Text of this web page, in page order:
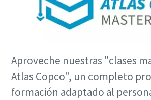
Aproveche nuestras "clases
Atlas Copco", un completo
formación adaptado al